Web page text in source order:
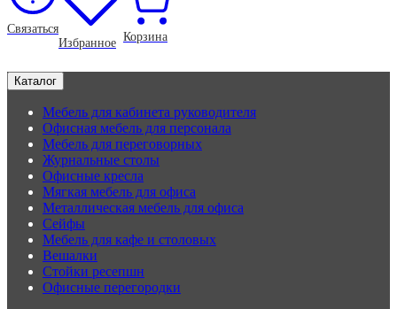
Связаться
Избранное Корзина
Каталог
Мебель для кабинета руководителя
Офисная мебель для персонала
Мебель для переговорных
Журнальные столы
Офисные кресла
Мягкая мебель для офиса
Металлическая мебель для офиса
Сейфы
Мебель для кафе и столовых
Вешалки
Стойки ресепшн
Офисные перегородки